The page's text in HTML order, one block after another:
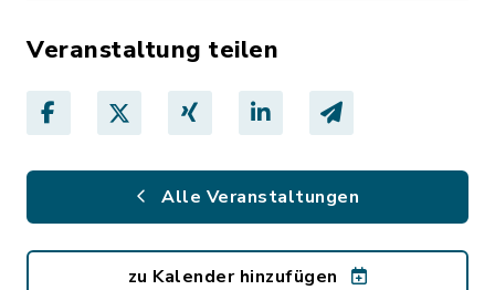
Veranstaltung teilen
Alle Veranstaltungen
zu Kalender hinzufügen